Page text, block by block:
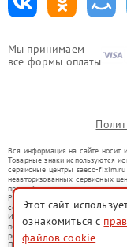
Мы принимаем
все формы оплаты
Вся информация на сайте носит
Товарные знаки используются
сервисные центры saeco-fixim.ru
неавторизованных сервисных
правообладателями товарных
Ремонт осуществляется для
со статьей 1487 ГК РФ.
Использование товарных знаков
потребителей в заблуждение, а
ремонту техники указанных
Этот сайт
ознакомиться с
файлов cookie